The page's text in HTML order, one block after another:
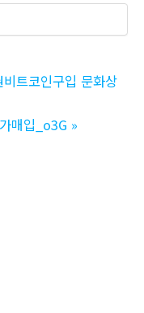
트코인구입 문화상
매입_o3G »